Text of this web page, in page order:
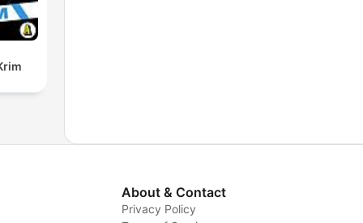
About & Contact
Privacy Policy